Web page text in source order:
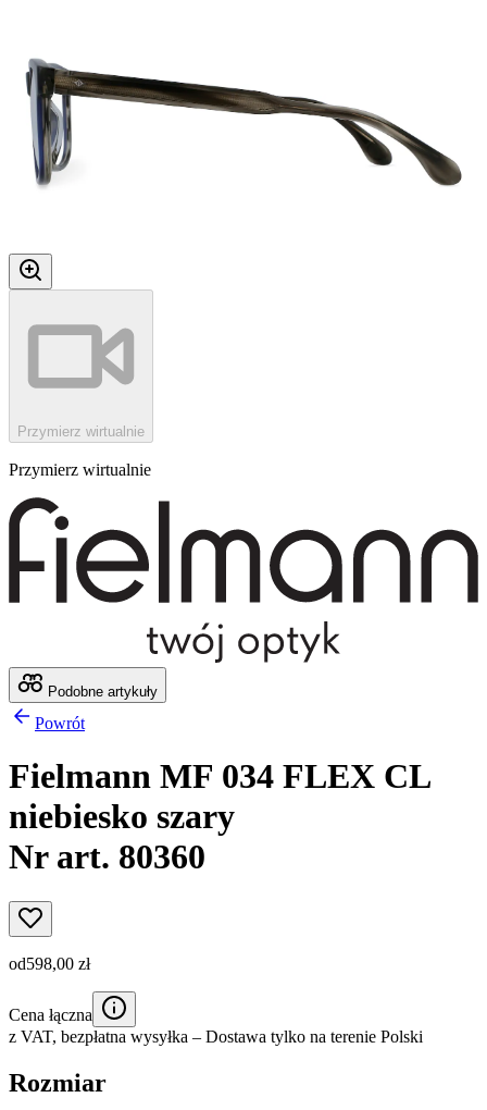
Przymierz wirtualnie
Przymierz wirtualnie
Podobne artykuły
Powrót
Fielmann MF 034 FLEX CL
niebiesko szary
Nr art. 80360
od598,00 zł
Cena łączna
z VAT, bezpłatna wysyłka – Dostawa tylko na terenie Polski
Rozmiar